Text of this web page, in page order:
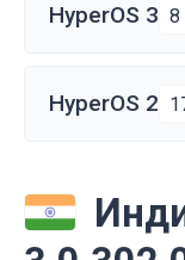
HyperOS 3 8
HyperOS 2